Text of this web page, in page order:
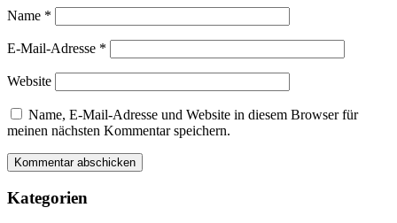
Name *
E-Mail-Adresse *
Website
Name, E-Mail-Adresse und Website in diesem Browser für
meinen nächsten Kommentar speichern.
Kategorien